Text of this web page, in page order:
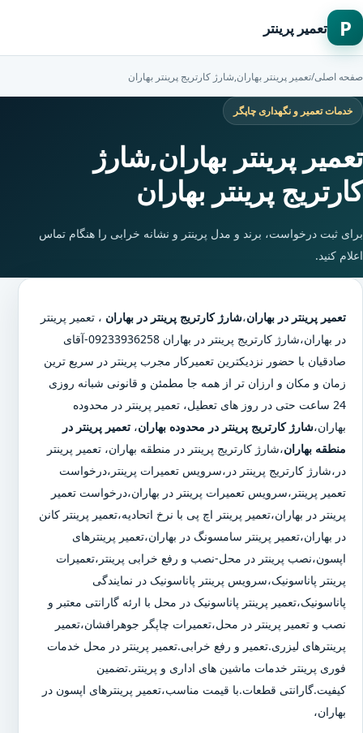
P تعمیر پرینتر
صفحه اصلی/تعمیر پرینتر بهاران,شارژ کارتریج پرینتر بهاران
خدمات تعمیر و نگهداری چاپگر
تعمیر پرینتر بهاران,شارژ
کارتریج پرینتر بهاران
برای ثبت درخواست، برند و مدل پرینتر و نشانه خرابی را هنگام تماس
اعلام کنید.
تعمیر پرینتر در بهاران،شارژ کارتریج پرینتر در بهاران ، تعمیر پرینتر
در بهاران،شارژ کارتریج پرینتر در بهاران
09233936258-آقای
صادقیان با حضور نزدیکترین تعمیرکار مجرب پرینتر در سریع ترین
زمان و مکان و ارزان تر از همه جا مطمئن و قانونی شبانه روزی
24 ساعت حتی در روز های تعطیل، تعمیر پرینتر در محدوده
بهاران،شارژ کارتریج پرینتر در محدوده بهاران، تعمیر پرینتر در
منطقه بهاران،شارژ کارتریج پرینتر در منطقه بهاران، تعمیر پرینتر
در،شارژ کارتریج پرینتر در،سرویس تعمیرات پرینتر،درخواست
تعمیر پرینتر،سرویس تعمیرات پرینتر در بهاران،درخواست تعمیر
پرینتر در بهاران،تعمیر پرینتر اچ پی با نرخ اتحادیه،تعمیر پرینتر کانن
در بهاران،تعمیر پرینتر سامسونگ در بهاران،تعمیر پرینترهای
اپسون،نصب پرینتر در محل-نصب و رفع خرابی پرینتر،تعمیرات
پرینتر پاناسونیک،سرویس پرینتر پاناسونیک در نمایندگی
پاناسونیک،تعمیر پرینتر پاناسونیک در محل با ارئه گارانتی معتبر و
نصب و تعمیر پرینتر در محل،تعمیرات چاپگر جوهرافشان،تعمیر
پرینترهای لیزری.تعمیر و رفع خرابی.تعمیر پرینتر در محل خدمات
فوری پرینتر خدمات ماشین های اداری و پرینتر.تضمین
کیفیت.گارانتی قطعات.با قیمت مناسب،تعمیر پرینترهای اپسون در
بهاران،